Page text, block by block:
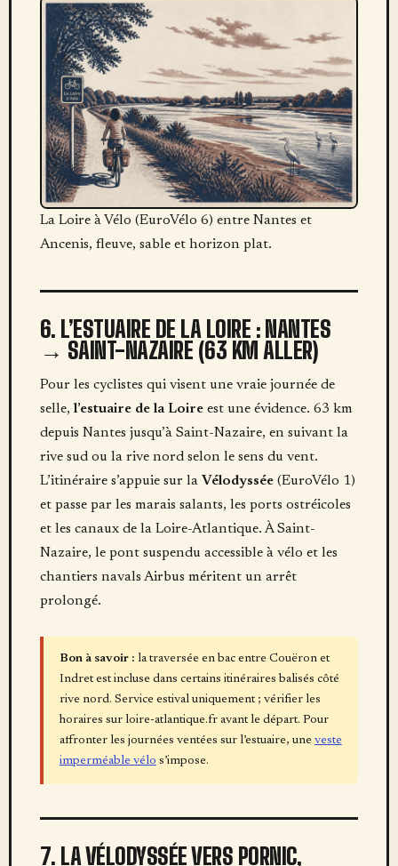
La Loire à Vélo (EuroVélo 6) entre Nantes et
Ancenis, fleuve, sable et horizon plat.
6. L’ESTUAIRE DE LA LOIRE : NANTES
→ SAINT-NAZAIRE (63 KM ALLER)
Pour les cyclistes qui visent une vraie journée de
selle, l’estuaire de la Loireest une évidence. 63 km
depuis Nantes jusqu’à Saint-Nazaire, en suivant la
rive sud ou la rive nord selon le sens du vent.
L’itinéraire s’appuie sur la Vélodyssée(EuroVélo 1)
et passe par les marais salants, les ports ostréicoles
et les canaux de la Loire-Atlantique. À Saint-
Nazaire, le pont suspendu accessible à vélo et les
chantiers navals Airbus méritent un arrêt
prolongé.
Bon à savoir : la traversée en bac entre Couëron et
Indret est incluse dans certains itinéraires balisés côté
rive nord. Service estival uniquement ; vérifier les
horaires sur loire-atlantique.fr avant le départ. Pour
affronter les journées ventées sur l’estuaire, une veste
imperméable vélo s’impose.
7. LA VÉLODYSSÉE VERS PORNIC,